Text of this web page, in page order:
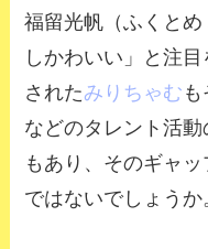
福留光帆（ふくと
しかわいい」と注
されたみりちゃむ
などのタレント活
もあり、そのギャ
ではないでしょうか